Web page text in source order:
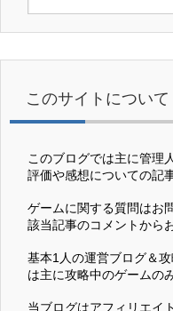
このサイトについて
このブログでは主に管理
評価や感想についての記
ゲームに関する質問はお
該当記事のコメントから
基本1人の運営ブログ＆
は主に攻略中のゲームの
当ブログはアフィリエイ